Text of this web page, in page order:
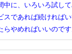
中に、いろいろ試し
スであれば続ければ
らやめればいいのです